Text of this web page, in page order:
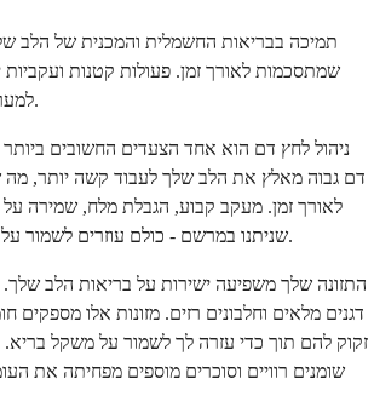
תמיכה בבריאות החשמלית והמכנית של הלב
שמתסכמות לאורך זמן. פעולות קטנות
למערכת הלב וכלי הדם שלך.
ניהול לחץ דם הוא אחד הצעדים החשובים
דם גבוה מאלץ את הלב שלך לעבוד קשה יותר, מה
לאורך זמן. מעקב קבוע, הגבלת מלח, שמירה על
שניתנו במרשם - כולם עוזרים לשמור על הלחץ שלך בטווח בריא.
התזונה שלך משפיעה ישירות על בריאות הלב
דגנים מלאים וחלבונים רזים. מזונות אלו מספקים
זקוק להם תוך כדי עזרה לך לשמור על משקל בריא.
שומנים רוויים וסוכרים מוספים מפחיתה את